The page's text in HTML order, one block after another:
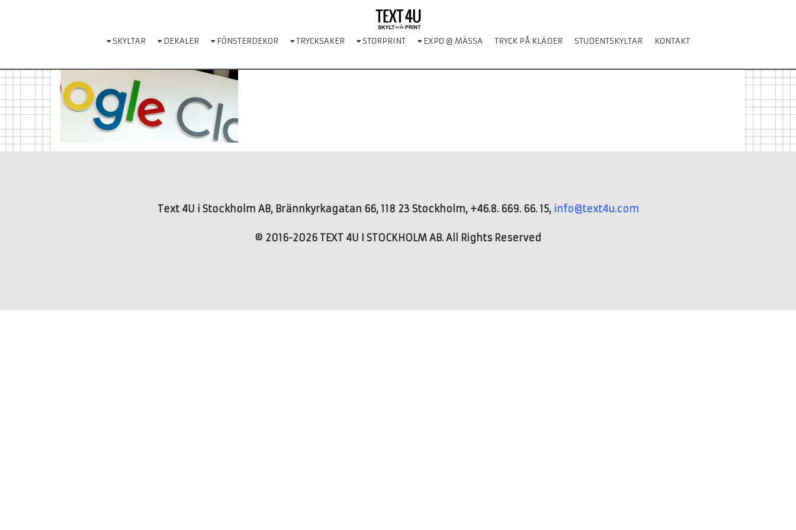
SKYLTAR DEKALER FÖNSTERDEKOR TRYCKSAKER STORPRINT EXPO @ MÄSSA TRYCK PÅ KLÄDER STUDENTSKYLTAR KONTAKT
Text 4U i Stockholm AB, Brännkyrkagatan 66, 118 23 Stockholm, +46.8. 669. 66. 15, info@text4u.com
© 2016-2026 TEXT 4U I STOCKHOLM AB. All Rights Reserved